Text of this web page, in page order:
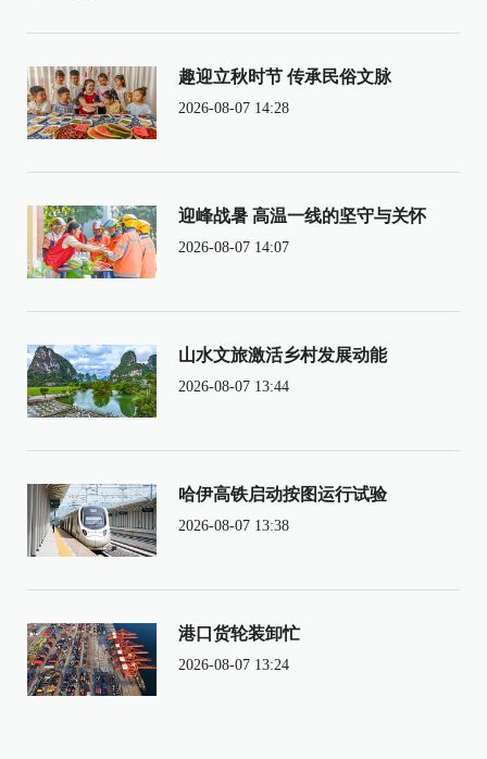
趣迎立秋时节 传承民俗文脉
2026-08-07 14:28
迎峰战暑 高温一线的坚守与关怀
2026-08-07 14:07
山水文旅激活乡村发展动能
2026-08-07 13:44
哈伊高铁启动按图运行试验
2026-08-07 13:38
港口货轮装卸忙
2026-08-07 13:24